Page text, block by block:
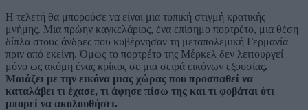
Η τελετή θα μπορούσε να είναι μια τυπική στιγμή κρατικής
μνήμης. Μια πρώην καγκελάριος, ένα επίσημο πορτρέτο, μια θέση
δίπλα στους άνδρες που κυβέρνησαν τη μεταπολεμική Γερμανία
πριν από εκείνη. Όμως το πορτρέτο της Μέρκελ δεν λειτουργεί
μόνο ως ακόμη ένας κρίκος σε μια σειρά εικόνων εξουσίας.
Μοιάζει με την εικόνα μιας χώρας που προσπαθεί να
καταλάβει τι έχασε, τι άφησε πίσω της και τι φοβάται ότι
μπορεί να ακολουθήσει.